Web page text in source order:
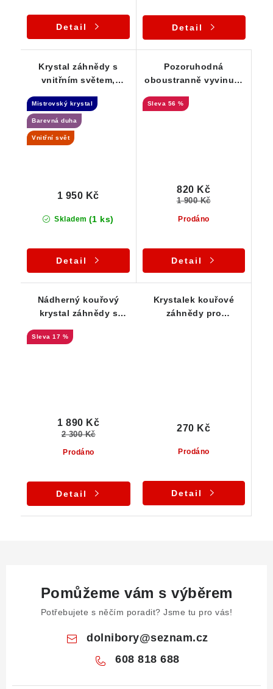
Detail Detail
Krystal záhnědy s
vnitřním světem,
Samoléčitel
Mistrovský krystal
Barevná duha
Vnitřní svět
Skladem (1 ks)
1 950 Kč
Detail
Pozoruhodná
oboustranně vyvinutá
záhněd na albitové
56 %
Prodáno
820 Kč
1 900 Kč
Detail
Nádherný kouřový
krystal záhnědy s
17 %
Prodáno
1 890 Kč
2 300 Kč
Detail
Krystalek kouřové
záhnědy pro
Prodáno
270 Kč
Detail
Pomůžeme vám s výběrem
Potřebujete s něčím poradit? Jsme tu pro vás!
dolnibory@seznam.cz
608 818 688